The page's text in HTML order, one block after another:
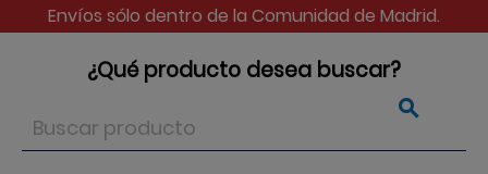
Envíos sólo dentro de la Comunidad de Madrid.
¿Qué producto desea buscar?
